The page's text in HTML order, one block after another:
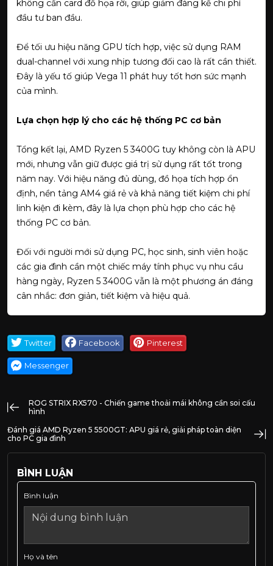
không cần card đồ họa rời, giúp giảm đáng kể chi phí
đầu tư ban đầu.
Để tối ưu hiệu năng GPU tích hợp, việc sử dụng RAM
dual-channel với xung nhịp tương đối cao là rất cần thiết.
Đây là yếu tố giúp Vega 11 phát huy tốt hơn sức mạnh
của mình.
Lựa chọn hợp lý cho các hệ thống PC cơ bản
Tổng kết lại, AMD Ryzen 5 3400G tuy không còn là APU
mới, nhưng vẫn giữ được giá trị sử dụng rất tốt trong
năm nay. Với hiệu năng đủ dùng, đồ họa tích hợp ổn
định, nền tảng AM4 giá rẻ và khả năng tiết kiệm chi phí
linh kiện đi kèm, đây là lựa chọn phù hợp cho các hệ
thống PC cơ bản.
Đối với người mới sử dụng PC, học sinh, sinh viên hoặc
các gia đình cần một chiếc máy tính phục vụ nhu cầu
hàng ngày, Ryzen 5 3400G vẫn là một phương án đáng
cân nhắc: đơn giản, tiết kiệm và hiệu quả.
Twitter Facebook Pinterest
Messenger
ROG STRIX RX570 - Chiến game thoải mái không cần soi cấu
hình
Đánh giá AMD Ryzen 5 5500GT: APU giá rẻ, giải pháp toàn diện
cho PC gia đình
BÌNH LUẬN
Bình luận
Họ và tên